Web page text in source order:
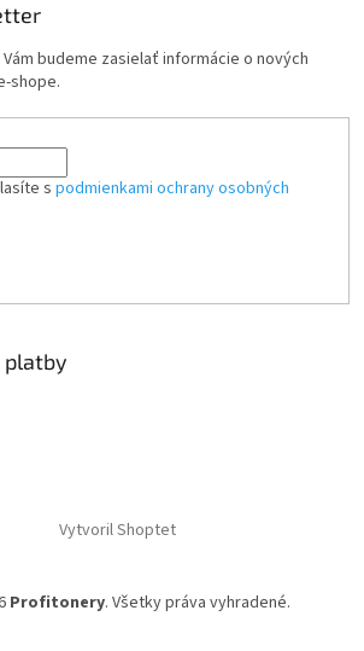
budeme zasielať informácie o nových
shope.
s podmienkami ochrany osobných
platby
Vytvoril Shoptet
Profitonery. Všetky práva vyhradené.